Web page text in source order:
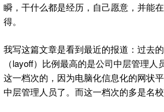
瞬，干什么都是经历，自己愿意，并能
得。
我写这篇文章是看到最近的报道：过去
（layoff）比例最高的是公司中层管理人
这一档次的，因为电脑化信息化的网状
中层管理人员了。而这一档次的多是名校